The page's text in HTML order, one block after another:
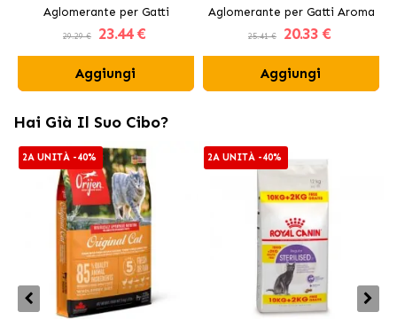
Aglomerante per Gatti
Carbone Attivo
29.29 € 23.44 €
Aggiungi
Aglomerante per Gatti Aroma
Fresh
25.41 € 20.33 €
Aggiungi
Hai Già Il Suo Cibo?
2A UNITÀ -40% 2A UNITÀ -40%